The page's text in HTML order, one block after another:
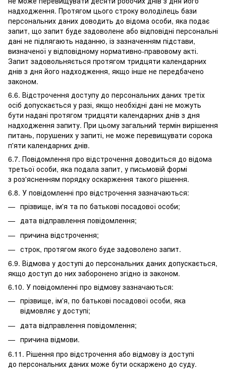
надходження. Протягом цього строку володілець бази
персональних даних доводить до відома особи, яка подає
запит, що запит буде задоволене або відповідні персональні
дані не підлягають наданню, із зазначенням підстави,
визначеної у відповідному нормативно-правовому акті.
Запит задовольняється протягом тридцяти календарних
днів з дня його надходження, якщо інше не передбачено
законом.
6.6. Відстрочення доступу до персональних даних третіх
осіб допускається у разі, якщо необхідні дані не можуть
бути надані протягом тридцяти календарних днів з дня
надходження запиту. При цьому загальний термін вирішення
питань, порушених у запиті, не може перевищувати сорока
п'яти календарних днів.
6.7. Повідомлення про відстрочення доводиться до відома
третьої особи, яка подала запит, у письмовій формі
з роз'ясненням порядку оскарження такого рішення.
6.8. У повідомленні про відстрочення зазначаються:
прізвище, ім'я та по батькові посадової особи;
дата відправлення повідомлення;
причина відстрочення;
строк, протягом якого буде задоволено запит.
6.9. Відмова у доступі до персональних даних допускається,
якщо доступ до них заборонено згідно із законом.
6.10. У повідомленні про відмову зазначаються:
прізвище, ім'я, по батькові посадової особи, яка
відмовляє у доступі;
дата відправлення повідомлення;
причина відмови.
6.11. Рішення про відстрочення або відмову із доступі
до персональних даних може бути оскаржено до суду.